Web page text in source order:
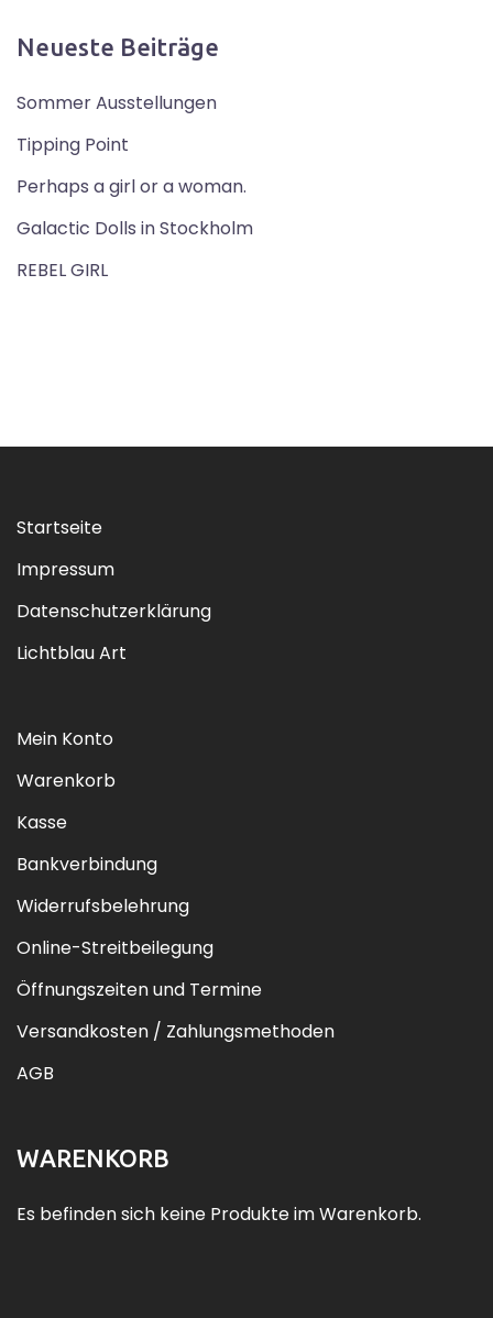
Neueste Beiträge
Sommer Ausstellungen
Tipping Point
Perhaps a girl or a woman.
Galactic Dolls in Stockholm
REBEL GIRL
Startseite
Impressum
Datenschutzerklärung
Lichtblau Art
Mein Konto
Warenkorb
Kasse
Bankverbindung
Widerrufsbelehrung
Online-Streitbeilegung
Öffnungszeiten und Termine
Versandkosten / Zahlungsmethoden
AGB
WARENKORB
Es befinden sich keine Produkte im Warenkorb.